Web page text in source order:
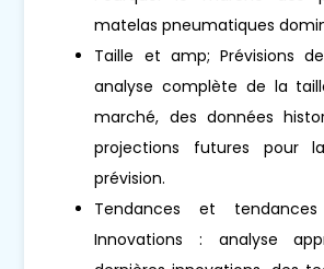
matelas pneumatiques
Taille et amp; Prévisions
analyse complète de la
marché, des données
projections futures pour
prévision.
Tendances et tendances
Innovations : analyse